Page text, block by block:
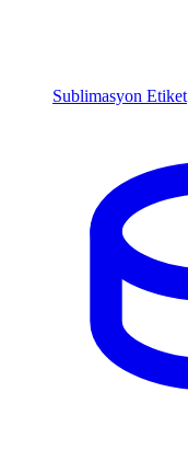
Sublimasyon Etiket